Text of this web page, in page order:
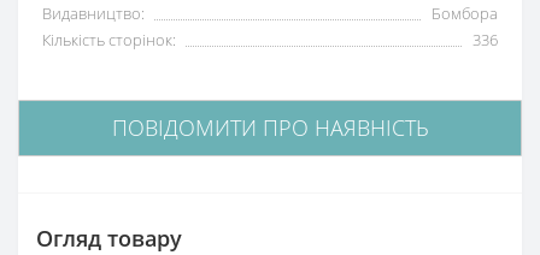
Видавництво:
Бомбора
Кількість сторінок:
336
ПОВІДОМИТИ ПРО НАЯВНІСТЬ
Огляд товару